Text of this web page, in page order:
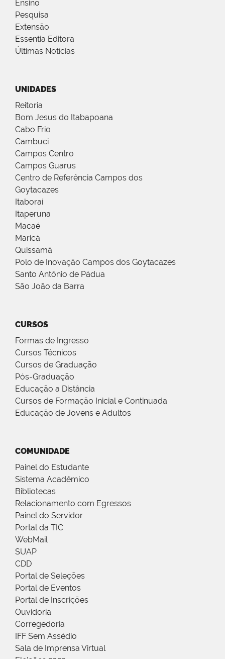
Ensino
Pesquisa
Extensão
Essentia Editora
Últimas Notícias
UNIDADES
Reitoria
Bom Jesus do Itabapoana
Cabo Frio
Cambuci
Campos Centro
Campos Guarus
Centro de Referência Campos dos
Goytacazes
Itaboraí
Itaperuna
Macaé
Maricá
Quissamã
Polo de Inovação Campos dos Goytacazes
Santo Antônio de Pádua
São João da Barra
CURSOS
Formas de Ingresso
Cursos Técnicos
Cursos de Graduação
Pós-Graduação
Educação a Distância
Cursos de Formação Inicial e Continuada
Educação de Jovens e Adultos
COMUNIDADE
Painel do Estudante
Sistema Acadêmico
Bibliotecas
Relacionamento com Egressos
Painel do Servidor
Portal da TIC
WebMail
SUAP
CDD
Portal de Seleções
Portal de Eventos
Portal de Inscrições
Ouvidoria
Corregedoria
IFF Sem Assédio
Sala de Imprensa Virtual